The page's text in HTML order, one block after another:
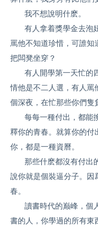
我不想說明什麽。
有人拿着獎學金去泡
罵他不知道珍惜，可誰知
把闆凳坐穿？
有人開學第一天忙的
情他是不二人選，有人罵
個深夜，在忙那些你們隻
每每一種付出，都能
釋你的青春。就算你的付
你，都是一種資曆。
那些什麽都沒有付出
說你就是個裝逼分子。因
春。
讀書時代的巅峰，個
書的人，你學過的所有東